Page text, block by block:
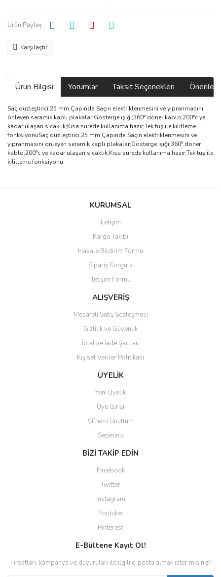
Ürün Paylaş :
Karşılaştır
Ürün Bilgisi Yorumlar Taksit Seçenekleri
Saç düzleştirici;25 mm Çapında Saçın elektriklenmesini ve yıpranmasını
önleyen seramik kaplı plakalar;Gösterge ışığı;360° döner kablo;200°c ye
kadar ulaşan sıcaklık;Kısa sürede kullanıma hazır;Tek tuş ile kilitleme
fonksiyonuSaç düzleştirici;25 mm Çapında Saçın elektriklenmesini ve
yıpranmasını önleyen seramik kaplı plakalar;Gösterge ışığı;360° döner
kablo;200°c ye kadar ulaşan sıcaklık;Kısa sürede kullanıma hazır;Tek tuş ile
kilitleme fonksiyonu
Bu ürüne ilk yorumu siz yapın!
Ürün resmi kalitesiz, bozuk veya görüntülenemiyor.
Ürün açıklamasında eksik bilgiler bulunuyor.
Ürün bilgilerinde hatalar bulunuyor.
Ürün fiyatı diğer sitelerden daha pahalı.
Bu ürüne benzer farklı alternatifler olmalı.
Gönder
KURUMSAL
İletişim
Kargo Takibi
Havale Bildirim Formu
Sipariş Sorgula
İletişim Formu
ALIŞVERİŞ
Mesafeli Satış Sözleşmesi
Gizlilik ve Güvenlik
İptal ve İade Şartları
Kişisel Veriler Politikası
ÜYELİK
Yeni Üyelik
Üye Girişi
Şifremi Unuttum
Sepetiniz
BİZİ TAKİP EDİN
Facebook
Twitter
Instagram
Youtube
Pinterest
E-Bültene Kayıt Ol!
Fırsatları, kampanya ve duyuruları ile ilgili e-posta almak ister misiniz?